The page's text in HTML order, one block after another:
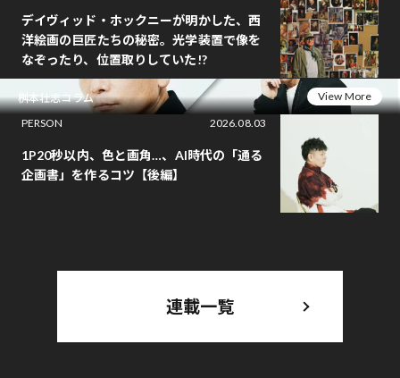
デイヴィッド・ホックニーが明かした、西
洋絵画の巨匠たちの秘密。光学装置で像を
なぞったり、位置取りしていた!?
桝本壮志コラム
View More
PERSON
2026.08.03
1P20秒以内、色と画角…、AI時代の「通る
企画書」を作るコツ【後編】
連載一覧